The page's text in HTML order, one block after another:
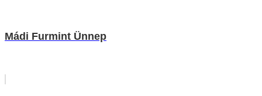
Mádi Furmint Ünnep